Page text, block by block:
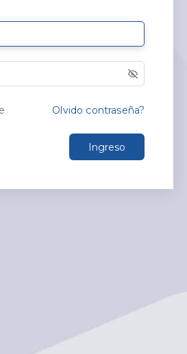
Olvido contraseña?
Ingreso